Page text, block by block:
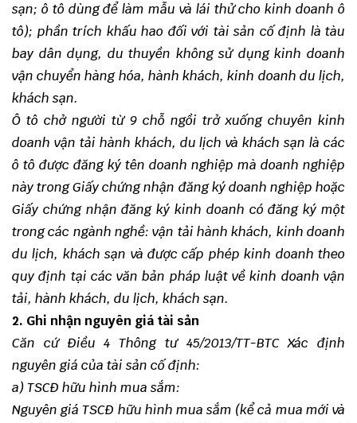
sạn; ô tô dùng để làm mẫu và lái thử cho kinh doanh ô
tô); phần trích khấu hao đối với tài sản cố định là tàu
bay dân dụng, du thuyền không sử dụng kinh doanh
vận chuyển hàng hóa, hành khách, kinh doanh du lịch,
khách sạn.
Ô tô chở người từ 9 chỗ ngồi trở xuống chuyên kinh
doanh vận tải hành khách, du lịch và khách sạn là các
ô tô được đăng ký tên doanh nghiệp mà doanh nghiệp
này trong Giấy chứng nhận đăng ký doanh nghiệp hoặc
Giấy chứng nhận đăng ký kinh doanh có đăng ký một
trong các ngành nghề: vận tải hành khách, kinh doanh
du lịch, khách sạn và được cấp phép kinh doanh theo
quy định tại các văn bản pháp luật về kinh doanh vận
tải, hành khách, du lịch, khách sạn.
2. Ghi nhận nguyên giá tài sản
Căn cứ Điều 4 Thông tư 45/2013/TT-BTC Xác định
nguyên giá của tài sản cố định:
a) TSCĐ hữu hình mua sắm:
Nguyên giá TSCĐ hữu hình mua sắm (kể cả mua mới và